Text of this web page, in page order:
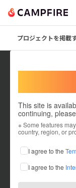
プロジェクトを掲載
This site is
continuing,
※ Some features
country, region, or
I agree to the
I agree to the
これまでに73回支
在住国：日本 現在
出身国：日本 出身